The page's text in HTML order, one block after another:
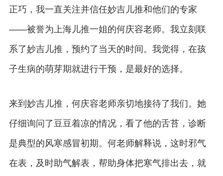
正巧，我一直关注并信任妙吉儿推和他们的专家
——被誉为上海儿推一姐的何庆容老师。我立刻联
系了妙吉儿推，预约了当天的时间。我觉得，在孩
子生病的萌芽期就进行干预，是最好的选择。
来到妙吉儿推，何庆容老师亲切地接待了我们。她
仔细询问了豆豆着凉的情况，看了他的舌苔，诊断
是典型的风寒感冒初期。何老师解释说，这时邪气
在表，及时助气解表，帮助身体把寒气排出去，就